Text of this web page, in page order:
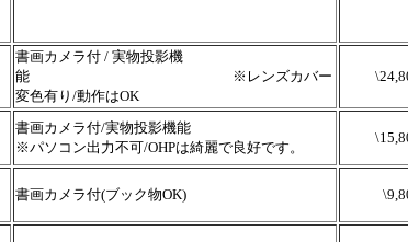
書画カメラ付 / 実物投影機
能 ※レンズカバー
変色有り/動作はOK
書画カメラ付/実物投影機能
※パソコン出力不可/OHPは綺麗で良好です。
書画カメラ付(ブック物OK)